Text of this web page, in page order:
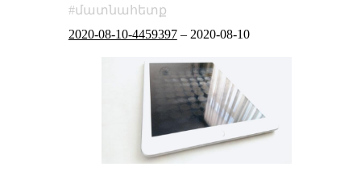
մատնահետք
2020-08-10-4459397– 2020-08-10